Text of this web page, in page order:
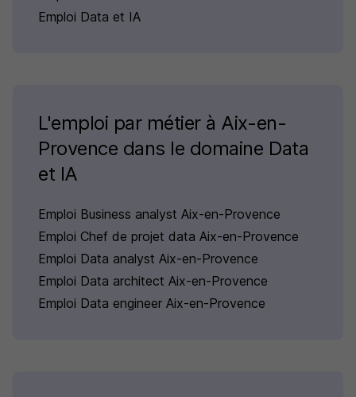
Emploi Data et IA
L'emploi par métier à Aix-en-
Provence dans le domaine Data
et IA
Emploi Business analyst Aix-en-Provence
Emploi Chef de projet data Aix-en-Provence
Emploi Data analyst Aix-en-Provence
Emploi Data architect Aix-en-Provence
Emploi Data engineer Aix-en-Provence